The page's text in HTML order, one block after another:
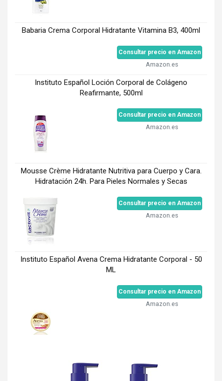
Babaria Crema Corporal Hidratante Vitamina B3, 400ml
Consultar precio en Amazon
Amazon.es
Instituto Español Loción Corporal de Colágeno
Reafirmante, 500ml
Consultar precio en Amazon
Amazon.es
Mousse Crème Hidratante Nutritiva para Cuerpo y Cara.
Hidratación 24h. Para Pieles Normales y Secas
Consultar precio en Amazon
Amazon.es
Instituto Español Avena Crema Hidratante Corporal - 50
ML
Consultar precio en Amazon
Amazon.es